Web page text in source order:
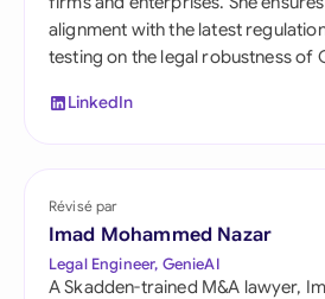
alignment with the latest
testing on the legal robustness of
LinkedIn
Révisé par
Imad Mohammed Nazar
Legal Engineer, GenieAI
A Skadden-trained M&A lawyer,